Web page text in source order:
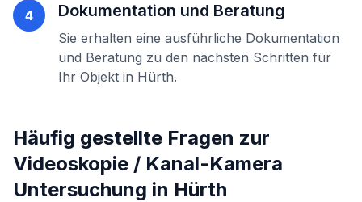
4 Dokumentation und Beratung
Sie erhalten eine ausführliche Dokumentation
und Beratung zu den nächsten Schritten für
Ihr Objekt in Hürth.
Häufig gestellte Fragen zur
Videoskopie / Kanal-Kamera
Untersuchung in Hürth